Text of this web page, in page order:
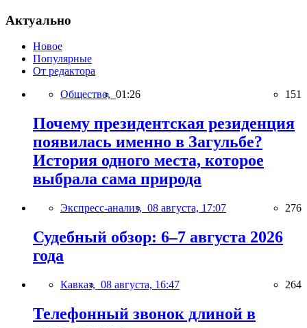
Актуально
Новое
Популярные
От редактора
Общество, 01:26 151
Почему президентская резиденция
появилась именно в Загульбе?
История одного места, которое
выбрала сама природа
Экспресс-анализ, 08 августа, 17:07 276
Судебный обзор: 6–7 августа 2026
года
Кавказ, 08 августа, 16:47 264
Телефонный звонок длиной в